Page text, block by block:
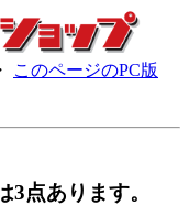
このページのPC版
3点あります。